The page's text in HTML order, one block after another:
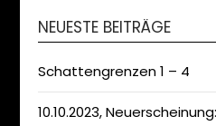
NEUESTE BEITRÄGE
Schattengrenzen 1 – 4
10.10.2023,